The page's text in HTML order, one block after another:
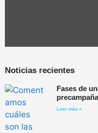
Noticias recientes
Fases de
Leer más »